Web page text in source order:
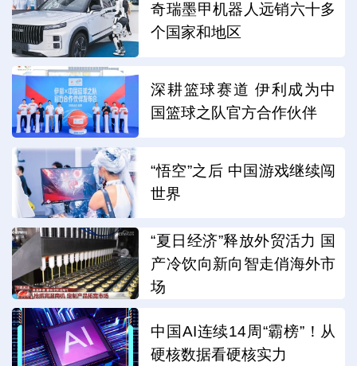
奇瑞墨甲机器人远销六十多
个国家和地区
深耕篮球赛道 伊利成为中
国篮球之队官方合作伙伴
“悟空”之后 中国游戏继续闯
世界
“夏日经济”释放外贸活力 国
产冷饮向新向智走俏海外市
场
中国AI连续14周“霸榜”！从
硬核数据看硬核实力